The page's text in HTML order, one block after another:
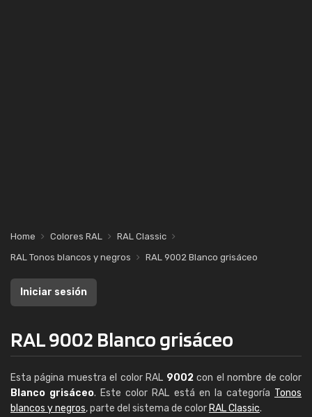
Home Colores RAL
RAL Classic
RAL Tonos blancos y negros
RAL 9002 Blanco grisáceo
Iniciar sesión
RAL 9002 Blanco grisáceo
Esta página muestra el color RAL 9002con el nombre de color
Blanco grisáceo. Este color RAL está en la categoría Tonos
blancos y negros, parte del sistema de color RAL Classic.